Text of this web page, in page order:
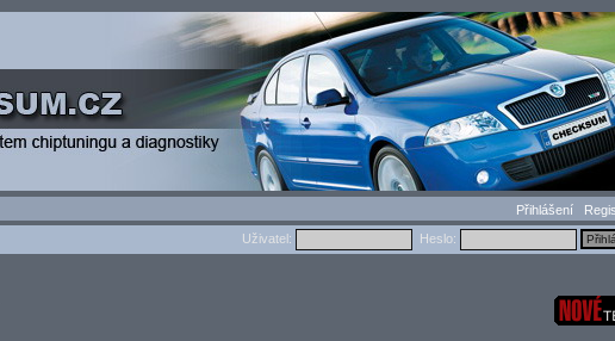
Přihlášení
Uživatel:
Heslo: